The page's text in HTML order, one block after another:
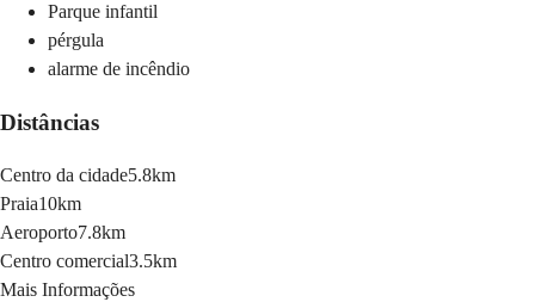
Parque infantil
pérgula
alarme de incêndio
Distâncias
Centro da cidade5.8km
Praia10km
Aeroporto7.8km
Centro comercial3.5km
Mais Informações